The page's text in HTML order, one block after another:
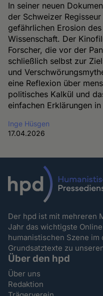
In seiner neuen
der Schweizer
gefährlichen Erosion
Wissenschaft. Der
Forscher, die vor der
schließlich selbst zur
und
eine Reflexion über
politisches Kalkül und
einfachen Erklärungen
Inge Hüsgen
17.04.2026
Der hpd ist mit mehreren
Jahr das wichtigste
humanistischen Szene im
Grundsatztexte zu
Über den hpd
Über uns
Redaktion